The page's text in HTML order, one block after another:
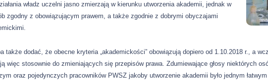
władz uczelni jasno zmierzają w kierunku utworzenia akademii, jednak w
zgodny z obowiązującym prawem, a także zgodnie z dobrymi obyczajami
także dodać, że obecne kryteria „akademickości” obowiązują dopiero od 1.10.2018 r., a
więc stosownie do zmieniających się przepisów prawa. Zdumiewające głosy niektórych
oraz pojedynczych pracowników PWSZ jakoby utworzenie akademii było jednym